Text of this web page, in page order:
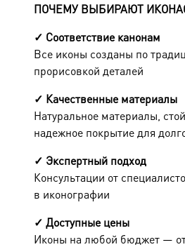
ПОЧЕМУ ВЫБИРАЮТ
✓ Соответствие канонам
Все иконы созданы по
прорисовкой деталей
✓ Качественные материалы
Натуральное материалы,
надежное покрытие для
✓ Экспертный подход
Консультации от
в иконографии
✓ Доступные цены
Иконы на любой бюджет —